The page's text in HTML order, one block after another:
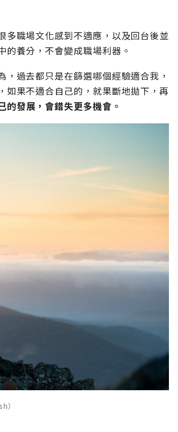
多職場文化感到不適應，以及回台後並
養分，不會變成職場利器。
過去都只是在篩選哪個經驗適合我，
如果不適合自己的，就果斷地拋下，再
的發展，會錯失更多機會。
）